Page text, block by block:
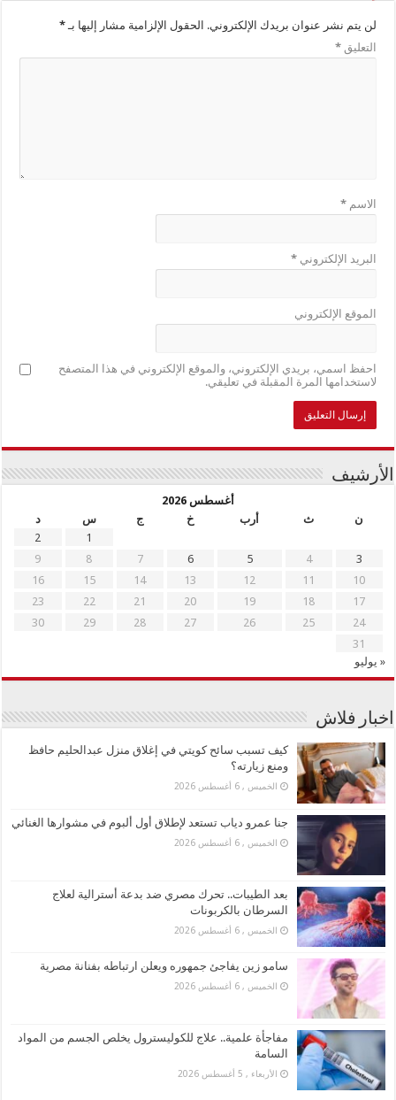
لن يتم نشر عنوان بريدك الإلكتروني. الحقول الإلزامية مشار إليها بـ*
التعليق*
الاسم*
البريد الإلكتروني*
الموقع الإلكتروني
احفظ اسمي، بريدي الإلكتروني، والموقع الإلكتروني في هذا المتصفح
لاستخدامها المرة المقبلة في تعليقي.
الأرشيف
أغسطس 2026
ن
ث أرب خ ج س
د
1
2
3
4
5
6
7
8
9
10
11
12
13
14
15
16
17
18
19
20
21
22
23
24
25
26
27
28
29
30
31
« يوليو
اخبار فلاش
كيف تسبب سائح كويتي في إغلاق منزل عبدالحليم حافظ
ومنع زيارته؟
الخميس , 6 أغسطس 2026
جنا عمرو دياب تستعد لإطلاق أول ألبوم في مشوارها الغنائي
الخميس , 6 أغسطس 2026
بعد الطيبات.. تحرك مصري ضد بدعة أسترالية لعلاج
السرطان بالكربونات
الخميس , 6 أغسطس 2026
سامو زين يفاجئ جمهوره ويعلن ارتباطه بفنانة مصرية
الخميس , 6 أغسطس 2026
مفاجأة علمية.. علاج للكوليسترول يخلص الجسم من المواد
السامة
الأربعاء , 5 أغسطس 2026